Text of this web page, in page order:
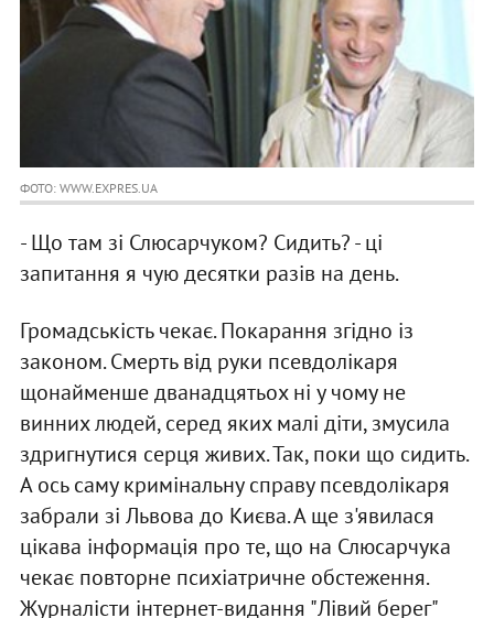
ФОТО: WWW.EXPRES.UA
- Що там зi Слюсарчуком? Сидить? - цi
запитання я чую десятки разiв на день.
Громадськiсть чекає. Покарання згiдно iз
законом. Смерть вiд руки псевдолiкаря
щонайменше дванадцятьох нi у чому не
винних людей, серед яких малi дiти, змусила
здригнутися серця живих. Так, поки що сидить.
А ось саму кримiнальну справу псевдолiкаря
забрали зi Львова до Києва. А ще з'явилася
цiкава iнформацiя про те, що на Слюсарчука
чекає повторне психiатричне обстеження.
Журналiсти iнтернет-видання "Лiвий берег"